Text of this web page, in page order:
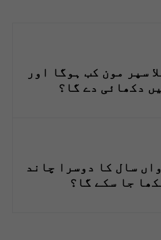
سپر مون کب ہوگا اور
دکھائی دے گا؟
سال کا دوسرا چاند
جا سکے گا؟